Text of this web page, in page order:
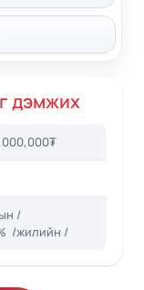
дэмжих
/
/жилийн /